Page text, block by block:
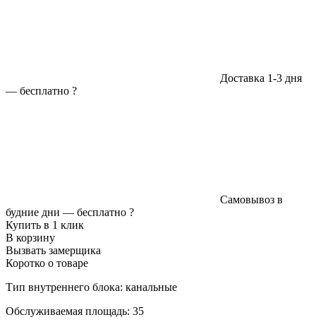
Доставка 1-3 дня
— бесплатно ?
Самовывоз в
будние дни — бесплатно ?
Купить в 1 клик
В корзину
Вызвать замерщика
Коротко о товаре
Тип внутреннего блока: канальные
Обслуживаемая площадь: 35